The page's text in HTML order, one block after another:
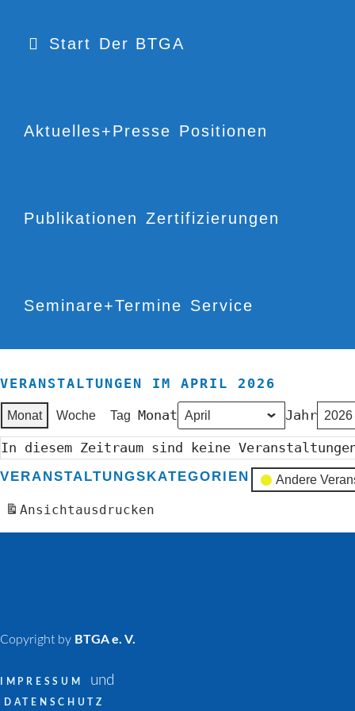
Start Der BTGA
Aktuelles+Presse Positionen
Publikationen Zertifizierungen
Seminare+Termine Service
VERANSTALTUNGEN IM APRIL 2026
Monat Woche Tag Monat Jahr
In diesem Zeitraum sind keine
VERANSTALTUNGSKATEGORIEN Andere
Ansichtausdrucken
Copyright by BTGA e. V.
IMPRESSUM und
DATENSCHUTZ